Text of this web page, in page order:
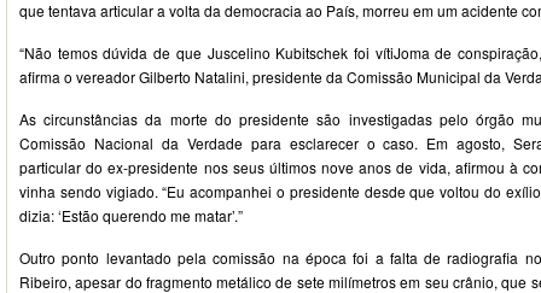
que tentava articular a volta da democracia ao País, morreu em um acidente
“Não temos dúvida de que Juscelino Kubitschek foi vítiJoma de
afirma o vereador Gilberto Natalini, presidente da Comissão Municipal da
As circunstâncias da morte do presidente são investigadas pelo órgão
Comissão Nacional da Verdade para esclarecer o caso. Em agosto,
particular do ex-presidente nos seus últimos nove anos de vida, afirmou à
vinha sendo vigiado. “Eu acompanhei o presidente desde que voltou do
dizia: ‘Estão querendo me matar’.”
Outro ponto levantado pela comissão na época foi a falta de radiografia
Ribeiro, apesar do fragmento metálico de sete milímetros em seu crânio, que